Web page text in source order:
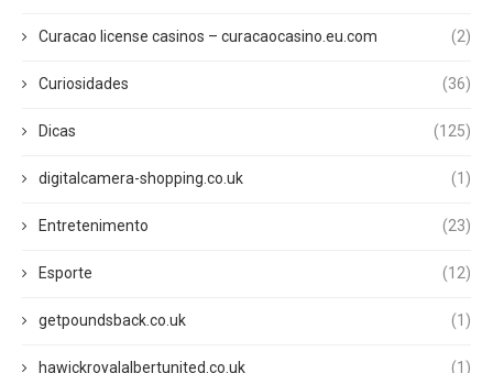
Curacao license casinos – curacaocasino.eu.com (2)
Curiosidades (36)
Dicas (125)
digitalcamera-shopping.co.uk (1)
Entretenimento (23)
Esporte (12)
getpoundsback.co.uk (1)
hawickroyalalbertunited.co.uk (1)